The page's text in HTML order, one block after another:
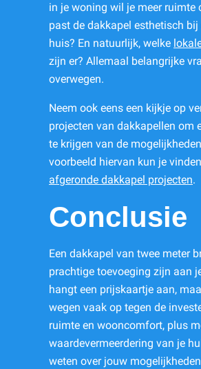
in je woning wil je meer ruimte
past de dakkapel esthetisch bij
huis? En natuurlijk, welke
zijn er? Allemaal belangrijke
overwegen.
Neem ook eens een kijkje op
projecten van dakkapellen om
te krijgen van de
voorbeeld hiervan kun je
afgeronde dakkapel projecten.
Conclusie
Een dakkapel van twee meter
prachtige toevoeging zijn aan
hangt een prijskaartje aan,
wegen vaak op tegen de
ruimte en wooncomfort, plus
waardevermeerdering van je
weten over jouw